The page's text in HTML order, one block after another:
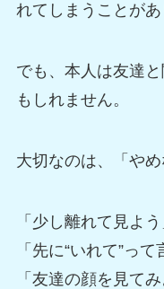
れてしまうことがあ
でも、本人は友達
もしれません。
大切なのは、「やめ
「少し離れて見よう
「先に“いれて”って
「友達の顔を見てみ